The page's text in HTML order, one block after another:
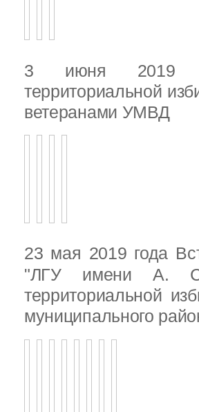
3 июня 2019
территориальной
ветеранами УМВД
23 мая 2019 года
"ЛГУ имени А. С.
территориальной
муниципального